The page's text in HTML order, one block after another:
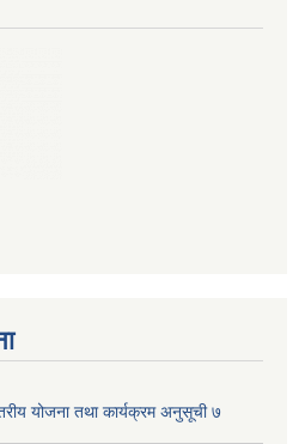
योजना तथा कार्यक्रम अनुसूची ७